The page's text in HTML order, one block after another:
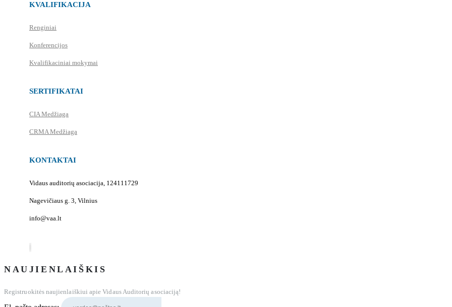
KVALIFIKACIJA
Renginiai
Konferencijos
Kvalifikaciniai mokymai
SERTIFIKATAI
CIA Medžiaga
CRMA Medžiaga
KONTAKTAI
Vidaus auditorių asociacija, 124111729
Nagevičiaus g. 3, Vilnius
info@vaa.lt
NAUJIENLAIŠKIS
Registruokitės naujienlaiškiui apie Vidaus Auditorių asociaciją!